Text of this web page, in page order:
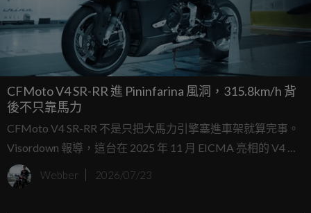
CFMoto V4 SR-RR 進 Pininfarina 風洞，315.8km/h 背
後不只靠馬力
CFMoto V4 SR-RR 不是只把大馬力引擎塞進車架就算完事。
Visordown 報導，這台在 2025 年 11 月 EICMA 亮相的 V4 超
跑概念車，之所以能在 2026 年 6 月跑出 315.82km/h，背後
其實有一大段風洞開發工程。
Webber 2026/07/23